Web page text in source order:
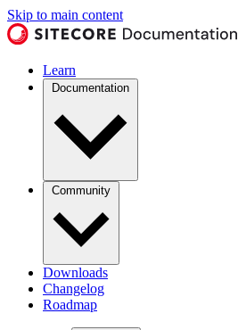
Skip to main content
Learn
Documentation
Community
Downloads
Changelog
Roadmap